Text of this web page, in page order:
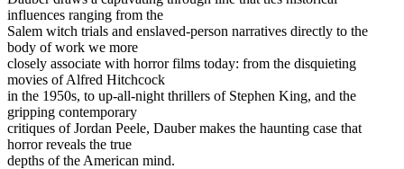
influences ranging from the
Salem witch trials and enslaved-person narratives directly to the
body of work we more
closely associate with horror films today: from the disquieting
movies of Alfred Hitchcock
in the 1950s, to up-all-night thrillers of Stephen King, and the
gripping contemporary
critiques of Jordan Peele, Dauber makes the haunting case that
horror reveals the true
depths of the American mind.